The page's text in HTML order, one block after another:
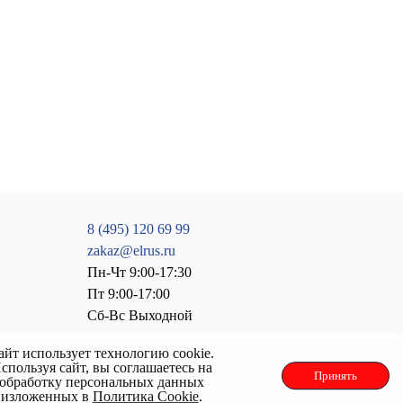
8 (495) 120 69 99
zakaz@elrus.ru
Пн-Чт 9:00-17:30
Пт 9:00-17:00
Сб-Вс Выходной
использует технологию cookie.
сайт, вы соглашаетесь на
обработку персональных данных
изложенных в Политика Cookie.
Принять